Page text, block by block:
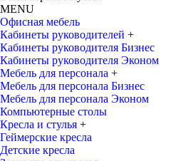
MENU
Офисная мебель
Кабинеты руководителей +
Кабинеты руководителя Бизнес
Кабинеты руководителя Эконом
Мебель для персонала +
Мебель для персонала Бизнес
Мебель для персонала Эконом
Компьютерные столы
Кресла и стулья +
Геймерские кресла
Детские кресла